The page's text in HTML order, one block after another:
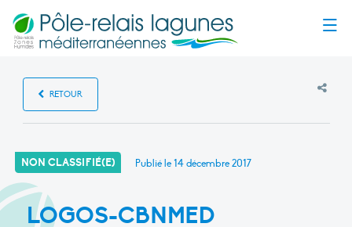
RETOUR
NON CLASSIFIÉ(E) Publié le14 décembre 2017
LOGOS-CBNMED